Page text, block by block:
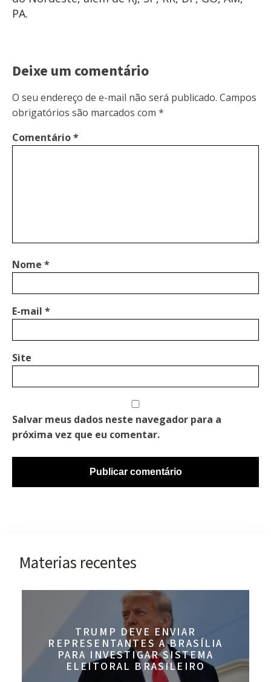
PA.
Deixe um comentário
O seu endereço de e-mail não será publicado. Campos
obrigatórios são marcados com *
Comentário*
Nome *
E-mail *
Site
Salvar meus dados neste navegador para a
próxima vez que eu comentar.
Materias recentes
TRUMP DEVE ENVIAR
REPRESENTANTES A BRASÍLIA
PARA INVESTIGAR SISTEMA
ELEITORAL BRASILEIRO